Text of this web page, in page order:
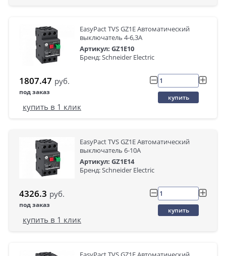
EasyPact TVS GZ1E Автоматический
выключатель 4-6,3A
Артикул: GZ1E10
Бренд: Schneider Electric
1807.47 руб.
под заказ
купить
купить в 1 клик
EasyPact TVS GZ1E Автоматический
выключатель 6-10A
Артикул: GZ1E14
Бренд: Schneider Electric
4326.3 руб.
под заказ
купить
купить в 1 клик